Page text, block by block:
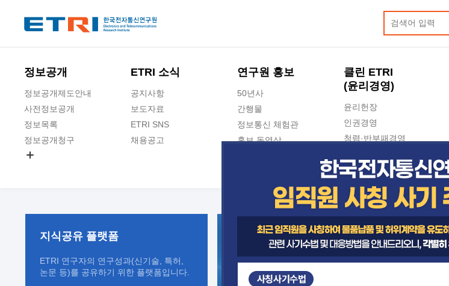
정보공개
정보공개제도안내
사전정보공개
정보목록
정보공개청구
ETRI 소식
공지사항
보도자료
ETRI SNS
채용공고
연구원 홍보
50년사
간행물
정보통신 체험관
홍보 동영상
클린 ETRI
(윤리경영)
윤리헌장
인권경영
청렴·반부패경영
청렴포털 신고
수의계약 현황
부패징계 현황
감사결과공개
지식공유 플랫폼
ETRI 연구자의 연구성과(신기술, 특허,
논문 등)를 공유하기 위한 플랫폼입니다.